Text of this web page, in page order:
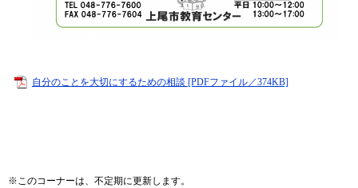
自分のことを大切にするための相談 [PDFファイル／374KB]
※このコーナーは、不定期に更新します。